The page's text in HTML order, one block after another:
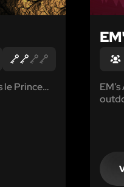
le Prince…